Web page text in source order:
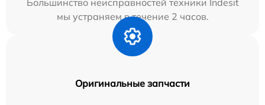
мы устраняем в течение 2 часов.
Оригинальные запчасти